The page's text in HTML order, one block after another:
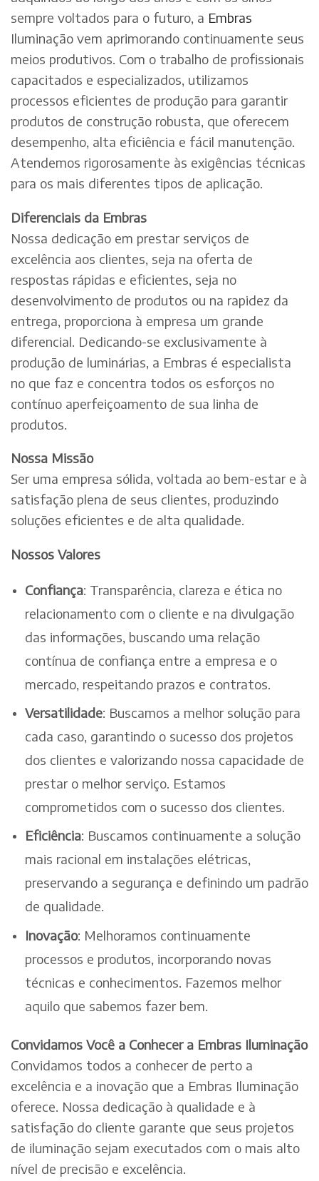
sempre voltados para o futuro, a Embras
Iluminação vem aprimorando continuamente seus
meios produtivos. Com o trabalho de profissionais
capacitados e especializados, utilizamos
processos eficientes de produção para garantir
produtos de construção robusta, que oferecem
desempenho, alta eficiência e fácil manutenção.
Atendemos rigorosamente às exigências técnicas
para os mais diferentes tipos de aplicação.
Diferenciais da Embras
Nossa dedicação em prestar serviços de
excelência aos clientes, seja na oferta de
respostas rápidas e eficientes, seja no
desenvolvimento de produtos ou na rapidez da
entrega, proporciona à empresa um grande
diferencial. Dedicando-se exclusivamente à
produção de luminárias, a Embras é especialista
no que faz e concentra todos os esforços no
contínuo aperfeiçoamento de sua linha de
produtos.
Nossa Missão
Ser uma empresa sólida, voltada ao bem-estar e à
satisfação plena de seus clientes, produzindo
soluções eficientes e de alta qualidade.
Nossos Valores
Confiança: Transparência, clareza e ética no
relacionamento com o cliente e na divulgação
das informações, buscando uma relação
contínua de confiança entre a empresa e o
mercado, respeitando prazos e contratos.
Versatilidade: Buscamos a melhor solução para
cada caso, garantindo o sucesso dos projetos
dos clientes e valorizando nossa capacidade de
prestar o melhor serviço. Estamos
comprometidos com o sucesso dos clientes.
Eficiência: Buscamos continuamente a solução
mais racional em instalações elétricas,
preservando a segurança e definindo um padrão
de qualidade.
Inovação: Melhoramos continuamente
processos e produtos, incorporando novas
técnicas e conhecimentos. Fazemos melhor
aquilo que sabemos fazer bem.
Convidamos Você a Conhecer a Embras Iluminação
Convidamos todos a conhecer de perto a
excelência e a inovação que a Embras Iluminação
oferece. Nossa dedicação à qualidade e à
satisfação do cliente garante que seus projetos
de iluminação sejam executados com o mais alto
nível de precisão e excelência.